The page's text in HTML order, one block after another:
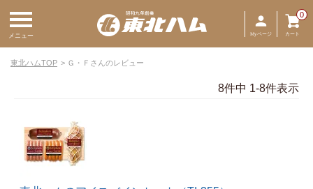
メニュー Myページ カート
0
東北ハムTOP Ｇ・Ｆさんのレビュー
8件中 1-8件表示